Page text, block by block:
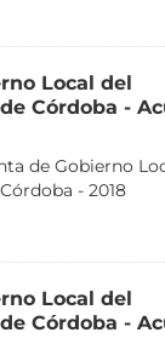
Local del
Córdoba -
de Gobierno
- 2018
Local del
Córdoba -